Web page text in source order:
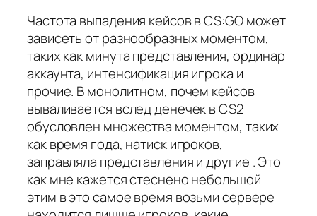
Частота выпадения кейсов в CS:GO может
зависеть от разнообразных моментом,
таких как минута представления, ординар
аккаунта, интенсификация игрока и
прочие. В монолитном, почем кейсов
вываливается вслед денечек в CS2
обусловлен множества моментом, таких
как время года, натиск игроков,
заправляла представления и другие . Это
как мне кажется стеснено небольшой
этим в это самое время возьми сервере